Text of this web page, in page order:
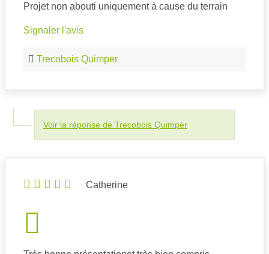
Projet non abouti uniquement à cause du terrain
Signaler l'avis
Trecobois Quimper
Voir la réponse de Trecobois Quimper
Catherine